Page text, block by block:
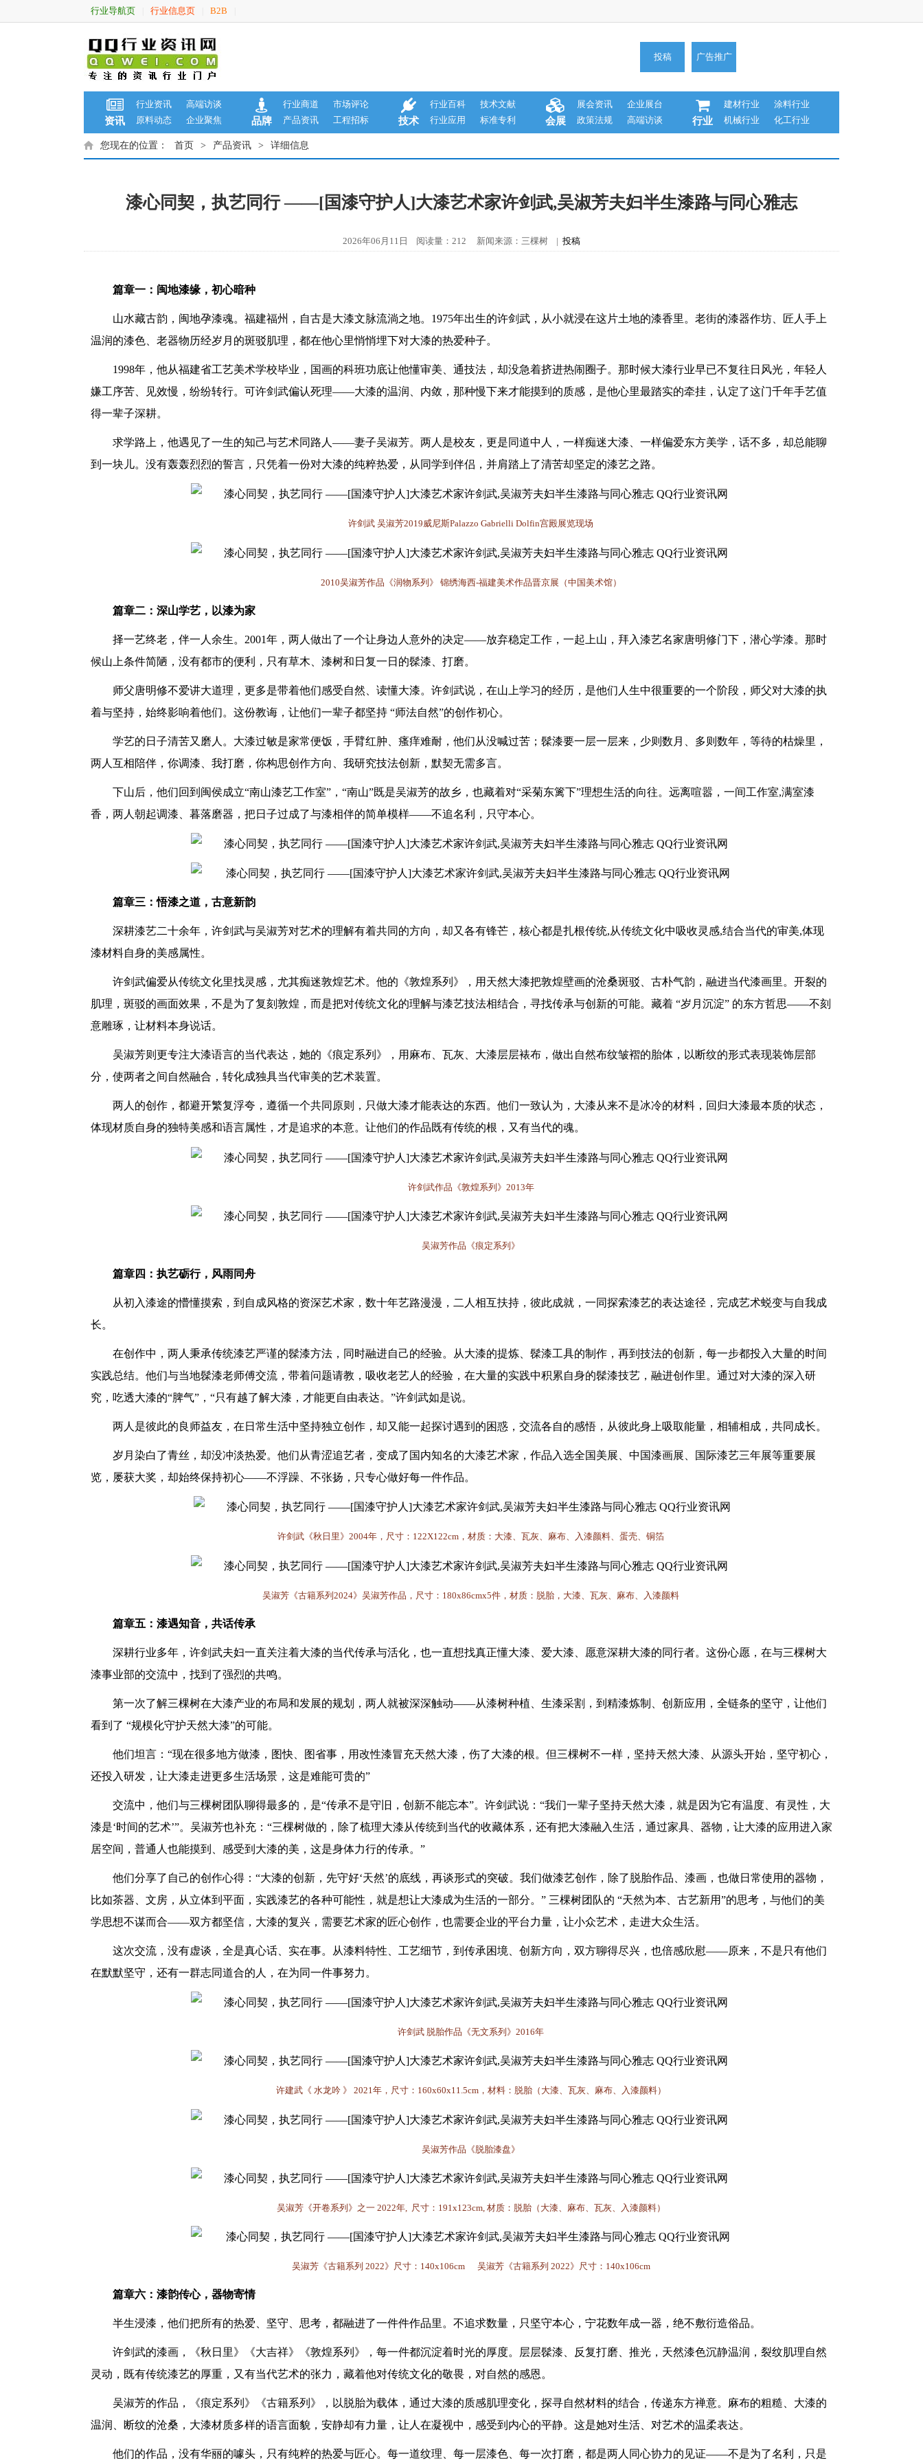
行业导航页 行业信息页 B2B
投稿 广告推广
资讯
行业资讯
高端访谈
原料动态
企业聚焦 品牌
行业商道
市场评论
产品资讯
工程招标 技术
行业百科
技术文献
行业应用
标准专利 会展
展会资讯
企业展台
政策法规
高端访谈 行业
建材行业
涂料行业
机械行业
化工行业
您现在的位置： 首页 > 产品资讯 > 详细信息
漆心同契，执艺同行 ——[国漆守护人]大漆艺术家许剑武,吴淑芳夫妇半生漆路与同心雅志
2026年06月11日 阅读量：212 新闻来源：三棵树 | 投稿
篇章一：闽地漆缘，初心暗种
山水藏古韵，闽地孕漆魂。福建福州，自古是大漆文脉流淌之地。 1975年出生的许剑武，从小就浸在这片土地的漆香里。老街的漆器作坊、匠人手上
温润的漆色、老器物历经岁月的斑驳肌理，都在他心里悄悄埋下对大漆的热爱种子。
1998年，他从福建省工艺美术学校毕业，国画的科班功底让他懂审美、通技法，却没急着挤进热闹圈子。那时候大漆行业早已不复往日风光，年轻人
嫌工序苦、见效慢，纷纷转行。可许剑武偏认死理——大漆的温润、内敛，那种慢下来才能摸到的质感，是他心里最踏实的牵挂，认定了这门千年手艺值
得一辈子深耕。
求学路上，他遇见了一生的知己与艺术同路人 ——妻子吴淑芳。两人是校友，更是同道中人，一样痴迷大漆、一样偏爱东方美学，话不多，却总能聊
到一块儿。没有轰轰烈烈的誓言，只凭着一份对大漆的纯粹热爱，从同学到伴侣，并肩踏上了清苦却坚定的漆艺之路。
许剑武 吴淑芳2019威尼斯Palazzo Gabrielli Dolfin宫殿展览现场
2010吴淑芳作品《润物系列》 锦绣海西-福建美术作品晋京展（中国美术馆）
篇章二：深山学艺，以漆为家
择一艺终老，伴一人余生。 2001年，两人做出了一个让身边人意外的决定——放弃稳定工作，一起上山，拜入漆艺名家唐明修门下，潜心学漆。那时
候山上条件简陋，没有都市的便利，只有草木、漆树和日复一日的髹漆、打磨。
师父唐明修不爱讲大道理，更多是带着他们感受自然、读懂大漆。许剑武说，在山上学习的经历，是他们人生中很重要的一个阶段，师父对大漆的执
着与坚持，始终影响着他们。这份教诲，让他们一辈子都坚持 “师法自然”的创作初心。
学艺的日子清苦又磨人。大漆过敏是家常便饭，手臂红肿、瘙痒难耐，他们从没喊过苦；髹漆要一层一层来，少则数月、多则数年，等待的枯燥里，
两人互相陪伴，你调漆、我打磨，你构思创作方向、我研究技法创新，默契无需多言。
下山后，他们回到闽侯成立“南山漆艺工作室”，“南山”既是吴淑芳的故乡，也藏着对“采菊东篱下”理想生活的向往。远离喧嚣，一间工作室,满室漆
香，两人朝起调漆、暮落磨器，把日子过成了与漆相伴的简单模样——不追名利，只守本心。
篇章三：悟漆之道，古意新韵
深耕漆艺二十余年，许剑武与吴淑芳对艺术的理解有着共同的方向，却又各有锋芒，核心都是扎根传统,从传统文化中吸收灵感,结合当代的审美,体现
漆材料自身的美感属性。
许剑武偏爱从传统文化里找灵感，尤其痴迷敦煌艺术。他的《敦煌系列》，用天然大漆把敦煌壁画的沧桑斑驳、古朴气韵，融进当代漆画里。开裂的
肌理，斑驳的画面效果，不是为了复刻敦煌，而是把对传统文化的理解与漆艺技法相结合，寻找传承与创新的可能。藏着 “岁月沉淀” 的东方哲思——不刻
意雕琢，让材料本身说话。
吴淑芳则更专注大漆语言的当代表达，她的《痕定系列》，用麻布、瓦灰、大漆层层裱布，做出自然布纹皱褶的胎体，以断纹的形式表现装饰层部
分，使两者之间自然融合，转化成独具当代审美的艺术装置。
两人的创作，都避开繁复浮夸，遵循一个共同原则，只做大漆才能表达的东西。他们一致认为，大漆从来不是冰冷的材料，回归大漆最本质的状态，
体现材质自身的独特美感和语言属性，才是追求的本意。让他们的作品既有传统的根，又有当代的魂。
许剑武作品《敦煌系列》 2013年
吴淑芳作品《痕定系列》
篇章四：执艺砺行，风雨同舟
从初入漆途的懵懂摸索，到自成风格的资深艺术家，数十年艺路漫漫，二人相互扶持，彼此成就，一同探索漆艺的表达途径，完成艺术蜕变与自我成
长。
在创作中，两人秉承传统漆艺严谨的髹漆方法，同时融进自己的经验。从大漆的提炼、髹漆工具的制作，再到技法的创新，每一步都投入大量的时间
实践总结。他们与当地髹漆老师傅交流，带着问题请教，吸收老艺人的经验，在大量的实践中积累自身的髹漆技艺，融进创作里。通过对大漆的深入研
究，吃透大漆的“脾气”，“只有越了解大漆，才能更自由表达。”许剑武如是说。
两人是彼此的良师益友，在日常生活中坚持独立创作，却又能一起探讨遇到的困惑，交流各自的感悟，从彼此身上吸取能量，相辅相成，共同成长。
岁月染白了青丝，却没冲淡热爱。他们从青涩追艺者，变成了国内知名的大漆艺术家，作品入选全国美展、中国漆画展、国际漆艺三年展等重要展
览，屡获大奖，却始终保持初心——不浮躁、不张扬，只专心做好每一件作品。
许剑武《秋日里》 2004年，尺寸：122X122cm，材质：大漆、瓦灰、麻布、入漆颜料、蛋壳、铜箔
吴淑芳《古籍系列2024》吴淑芳作品，尺寸：180x86cmx5件，材质：脱胎，大漆、瓦灰、麻布、入漆颜料
篇章五：漆遇知音，共话传承
深耕行业多年，许剑武夫妇一直关注着大漆的当代传承与活化，也一直想找真正懂大漆、爱大漆、愿意深耕大漆的同行者。这份心愿，在与三棵树大
漆事业部的交流中，找到了强烈的共鸣。
第一次了解三棵树在大漆产业的布局和发展的规划，两人就被深深触动——从漆树种植、生漆采割，到精漆炼制、创新应用，全链条的坚守，让他们
看到了 “规模化守护天然大漆”的可能。
他们坦言： “现在很多地方做漆，图快、图省事，用改性漆冒充天然大漆，伤了大漆的根。但三棵树不一样，坚持天然大漆、从源头开始，坚守初心，
还投入研发，让大漆走进更多生活场景，这是难能可贵的”
交流中，他们与三棵树团队聊得最多的，是“传承不是守旧，创新不能忘本”。许剑武说：“我们一辈子坚持天然大漆，就是因为它有温度、有灵性，大
漆是‘时间的艺术’”。吴淑芳也补充：“三棵树做的，除了梳理大漆从传统到当代的收藏体系，还有把大漆融入生活，通过家具、器物，让大漆的应用进入家
居空间，普通人也能摸到、感受到大漆的美，这是身体力行的传承。”
他们分享了自己的创作心得： “大漆的创新，先守好‘天然’的底线，再谈形式的突破。我们做漆艺创作，除了脱胎作品、漆画，也做日常使用的器物，
比如茶器、文房，从立体到平面，实践漆艺的各种可能性，就是想让大漆成为生活的一部分。” 三棵树团队的 “天然为本、古艺新用”的思考，与他们的美
学思想不谋而合——双方都坚信，大漆的复兴，需要艺术家的匠心创作，也需要企业的平台力量，让小众艺术，走进大众生活。
这次交流，没有虚谈，全是真心话、实在事。从漆料特性、工艺细节，到传承困境、创新方向，双方聊得尽兴，也倍感欣慰——原来，不是只有他们
在默默坚守，还有一群志同道合的人，在为同一件事努力。
许剑武 脱胎作品《无文系列》 2016年
许建武《 水龙吟 》 2021年，尺寸：160x60x11.5cm，材料：脱胎（大漆、瓦灰、麻布、入漆颜料）
吴淑芳作品《脱胎漆盘》
吴淑芳《开卷系列》之一 2022年, 尺寸：191x123cm, 材质：脱胎（大漆、麻布、瓦灰、入漆颜料）
吴淑芳《古籍系列 2022》尺寸：140x106cm 吴淑芳《古籍系列 2022》尺寸：140x106cm
篇章六：漆韵传心，器物寄情
半生浸漆，他们把所有的热爱、坚守、思考，都融进了一件件作品里。不追求数量，只坚守本心，宁花数年成一器，绝不敷衍造俗品。
许剑武的漆画，《秋日里》《大吉祥》《敦煌系列》，每一件都沉淀着时光的厚度。层层髹漆、反复打磨、推光，天然漆色沉静温润，裂纹肌理自然
灵动，既有传统漆艺的厚重，又有当代艺术的张力，藏着他对传统文化的敬畏，对自然的感恩。
吴淑芳的作品，《痕定系列》《古籍系列》，以脱胎为载体，通过大漆的质感肌理变化，探寻自然材料的结合，传递东方禅意。麻布的粗糙、大漆的
温润、断纹的沧桑，大漆材质多样的语言面貌，安静却有力量，让人在凝视中，感受到内心的平静。这是她对生活、对艺术的温柔表达。
他们的作品，没有华丽的噱头，只有纯粹的热爱与匠心。每一道纹理、每一层漆色、每一次打磨，都是两人同心协力的见证——不是为了名利，只是